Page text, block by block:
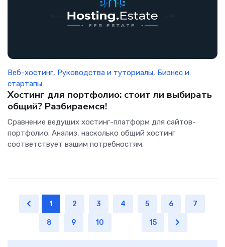
Веб-хостинг, Руководства и туториалы, Бизнес и
стартапы
Хостинг для портфолио: стоит ли выбирать
общий? Разбираемся!
Сравнение ведущих хостинг-платформ для сайтов-
портфолио. Анализ, насколько общий хостинг
соответствует вашим потребностям.
1 2 3 4 5 6 7
8 9 10 15